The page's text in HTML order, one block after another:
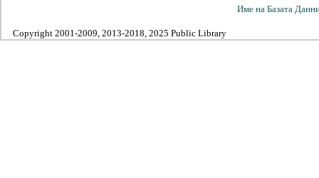
Име на Базата
Copyright 2001-2009, 2013-2018, 2025 Public Library